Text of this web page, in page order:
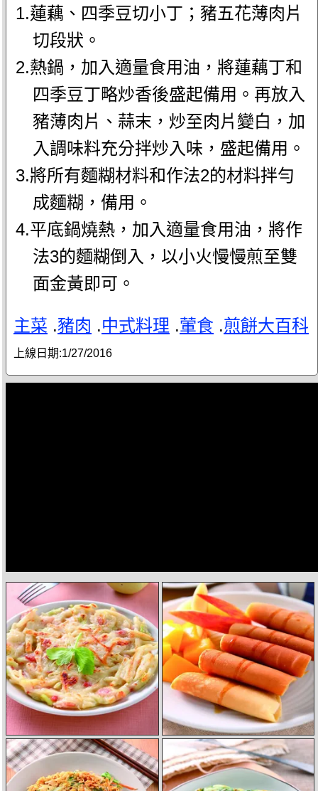
1.蓮藕、四季豆切小丁；豬五花薄肉片
切段狀。
2.熱鍋，加入適量食用油，將蓮藕丁和
四季豆丁略炒香後盛起備用。再放入
豬薄肉片、蒜末，炒至肉片變白，加
入調味料充分拌炒入味，盛起備用。
3.將所有麵糊材料和作法2的材料拌勻
成麵糊，備用。
4.平底鍋燒熱，加入適量食用油，將作
法3的麵糊倒入，以小火慢慢煎至雙
面金黃即可。
主菜 .豬肉 .中式料理 .葷食 .煎餅大百科
上線日期:1/27/2016